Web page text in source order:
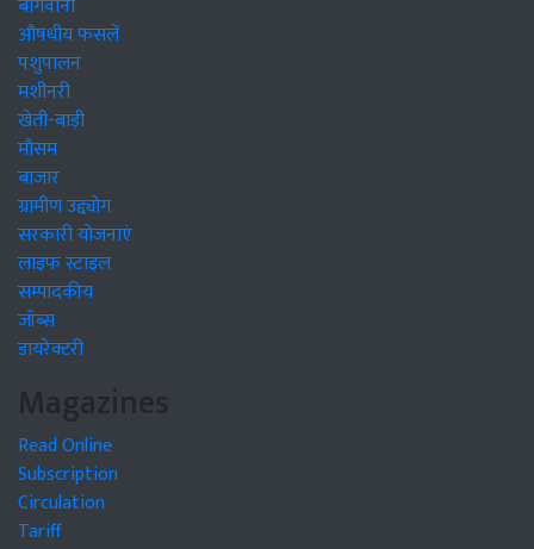
औषधीय फसलें
पशुपालन
मशीनरी
खेती-बाड़ी
मौसम
बाजार
ग्रामीण उद्द्योग
सरकारी योजनाएं
लाइफ स्टाइल
सम्पादकीय
जॉब्स
डायरेक्टरी
Magazines
Read Online
Subscription
Circulation
Tariff